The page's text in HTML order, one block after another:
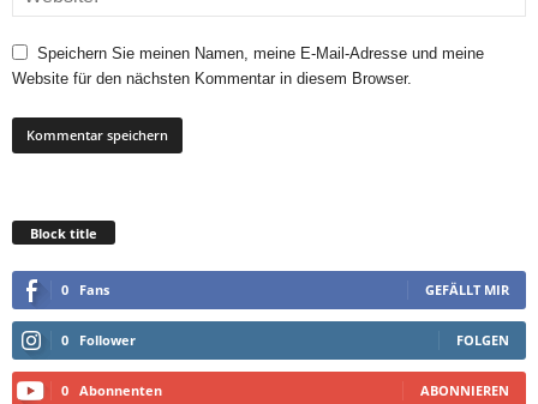
Speichern Sie meinen Namen, meine E-Mail-Adresse und meine
Website für den nächsten Kommentar in diesem Browser.
Block title
0 Fans GEFÄLLT MIR
0 Follower FOLGEN
0 Abonnenten ABONNIEREN